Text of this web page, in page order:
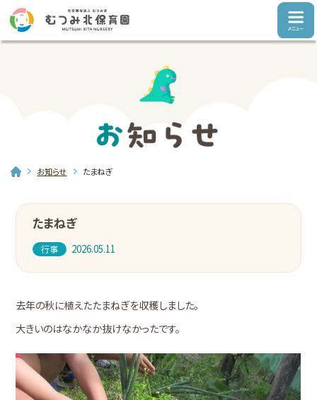
お知らせ たまねぎ
たまねぎ
行事 2026.05.11
去年の秋に植えたたまねぎを収穫しました。
大きいのはなかなか抜けなかったです。